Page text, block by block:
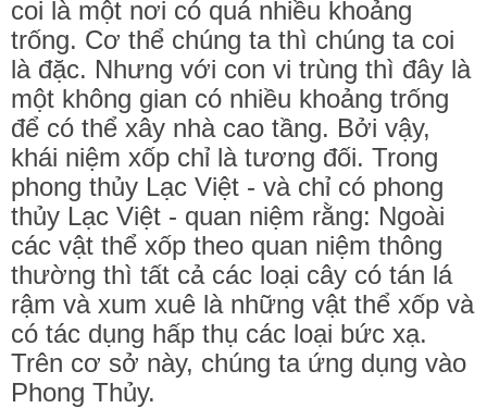
coi là một nơi có quá nhiều khoảng
trống. Cơ thể chúng ta thì chúng ta coi
là đặc. Nhưng với con vi trùng thì đây là
một không gian có nhiều khoảng trống
để có thể xây nhà cao tầng. Bởi vậy,
khái niệm xốp chỉ là tương đối. Trong
phong thủy Lạc Việt - và chỉ có phong
thủy Lạc Việt - quan niệm rằng: Ngoài
các vật thể xốp theo quan niệm thông
thường thì tất cả các loại cây có tán lá
rậm và xum xuê là những vật thể xốp và
có tác dụng hấp thụ các loại bức xạ.
Trên cơ sở này, chúng ta ứng dụng vào
Phong Thủy.